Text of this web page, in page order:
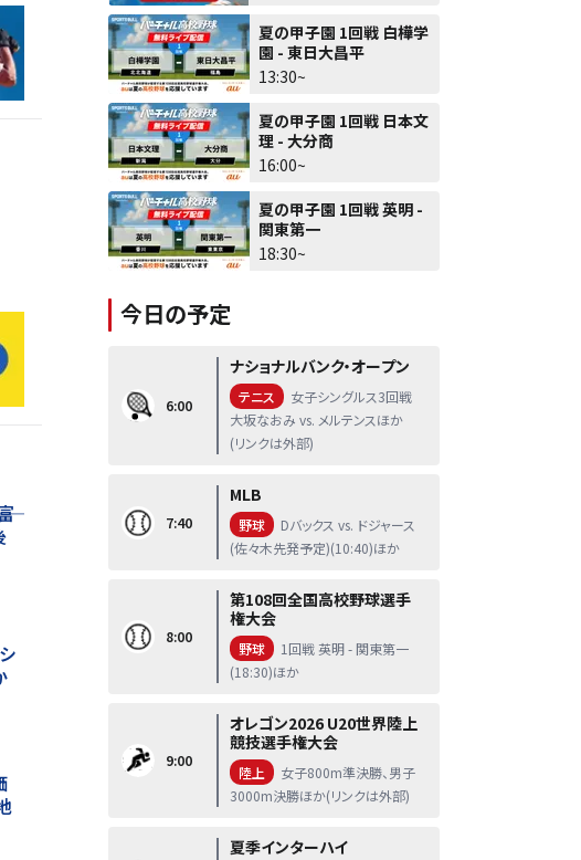
夏の甲子園 1回戦 白樺学
園 - 東日大昌平
13:30~
夏の甲子園 1回戦 日本文
理 - 大分商
16:00~
夏の甲子園 1回戦 英明 -
関東第一
18:30~
今日の予定
6:00
ナショナルバンク・オープン
テニス
女子シングルス3回戦
大坂なおみ vs. メルテンスほか
(リンクは外部)
7:40
MLB
野球
Dバックス vs. ドジャース
(佐々木先発予定)(10:40)ほか
8:00
第108回全国高校野球選手
権大会
野球
1回戦 英明 - 関東第一
(18:30)ほか
9:00
オレゴン2026 U20世界陸上
競技選手権大会
陸上
女子800m準決勝、男子
3000m決勝ほか(リンクは外部)
夏季インターハイ